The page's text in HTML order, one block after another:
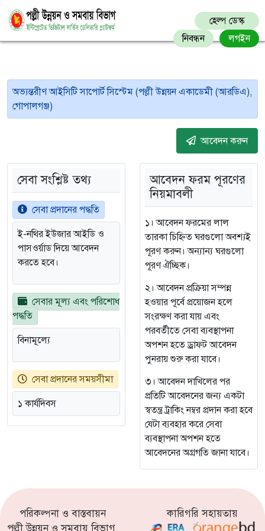
হেল্প ডেস্ক
নিবন্ধন
লগইন
অভ্যন্তরীণ আইসিটি সাপোর্ট সিস্টেম (পল্লী উন্নয়ন একাডেমী (আরডিএ),
গোপালগঞ্জ)
আবেদন করুন
সেবা সংশ্লিষ্ট তথ্য
সেবা প্রদানের পদ্ধতি
ই-নথির ইউজার আইডি ও
পাসওর্য়াড দিয়ে আবেদন
করতে হবে।
সেবার মূল্য এবং পরিশোধ
পদ্ধতি
বিনামূল্যে
সেবা প্রদানের সময়সীমা
১ কার্যদিবস
আবেদন ফরম পূরণের
নিয়মাবলী
১। আবেদন ফরমের লাল
তারকা চিহ্নিত ঘরগুলো অবশ্যই
পূরণ করুন। অন্যান্য ঘরগুলো
পূরণ ঐচ্ছিক।
২। আবেদন প্রক্রিয়া সম্পন্ন
হওয়ার পূর্বে প্রয়োজন হলে
সংরক্ষণ করা যায় এবং
পরবর্তীতে সেবা ব্যবস্থাপনা
অপশন হতে ড্রাফট আবেদন
পুনরায় শুরু করা যাবে।
৩। আবেদন দাখিলের পর
প্রতিটি আবেদনের জন্য একটা
স্বতন্ত্র ট্রাকিং নম্বর প্রদান করা হবে
যেটা ব্যবহার করে সেবা
ব্যবস্থাপনা অপশন হতে
আবেদনের অগ্রগতি জানা যাবে।
পরিকল্পনা ও বাস্তবায়ন
পল্লী উন্নয়ন ও সমবায় বিভাগ,
কারিগরি সহায়তায়